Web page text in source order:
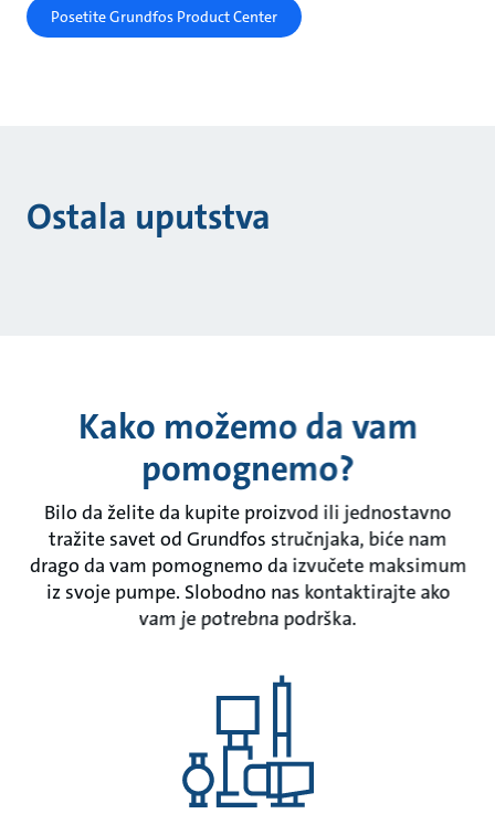
Posetite Grundfos Product Center
Ostala uputstva
Kako možemo da vam
pomognemo?
Bilo da želite da kupite proizvod ili jednostavno
tražite savet od Grundfos stručnjaka, biće nam
drago da vam pomognemo da izvučete maksimum
iz svoje pumpe. Slobodno nas kontaktirajte ako
vam je potrebna podrška.